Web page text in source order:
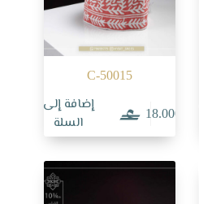
C-50015
18.000
إضافة إلى
السلة